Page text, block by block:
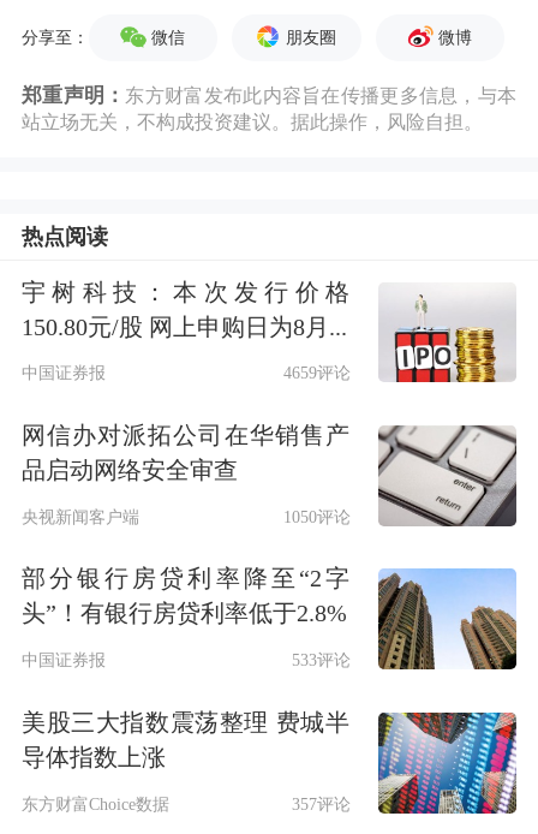
应用场景及相应高质量数据集；2030年
形成人社行业领域人工智能普遍应用的
创新局面。
招聘平台中得到广泛应用，人社部门搭
建的各类公共服务平台也在深度运用AI
技术，有效提升了政务服务效率、服务
学国家对外开放研究院研究员李长安表
为进一步提质增效，《实施意见》以场
景为牵引，以行业赋能为目标，以民生
实效为导向，从“数智就业”“智慧社会
保险”“人才精准培养使用”等6个方面打
造人社人工智能重大场景，并制定人社
行业领域人工智能应用场景全景图，共
分享至： 微信 朋友圈 微博
郑重声明： 东方财富发布此内容旨在传播更多信息，与本
站立场无关，不构成投资建议。据此操作，风险自担。
热点阅读
宇树科技：本次发行价格
150.80元/股 网上申购日为8月...
中国证券报 4659评论
网信办对派拓公司在华销售产
品启动网络安全审查
央视新闻客户端 1050评论
部分银行房贷利率降至“2字
头”！有银行房贷利率低于2.8%
中国证券报 533评论
美股三大指数震荡整理 费城半
导体指数上涨
东方财富Choice数据 357评论